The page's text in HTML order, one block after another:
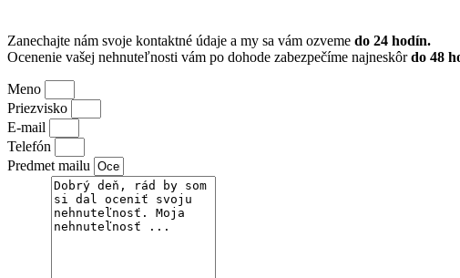
Zanechajte nám svoje kontaktné údaje a my sa vám ozveme do 24 hodín.
Ocenenie vašej nehnuteľnosti vám po dohode zabezpečíme najneskôrdo 48
Meno
Priezvisko
E-mail
Telefón
Predmet mailu